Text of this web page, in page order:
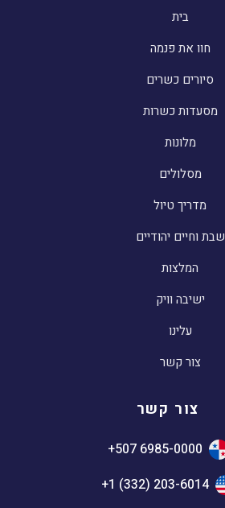
בית
חוו את פנמה
סיורים כשרים
מסעדות כשרות
מלונות
מסלולים
מדריך טיול
שבת וחיים יהודיים
המלצות
ישיבה וויק
עלינו
צור קשר
צור קשר
+507 6985-0000
+1 (332) 203-6014